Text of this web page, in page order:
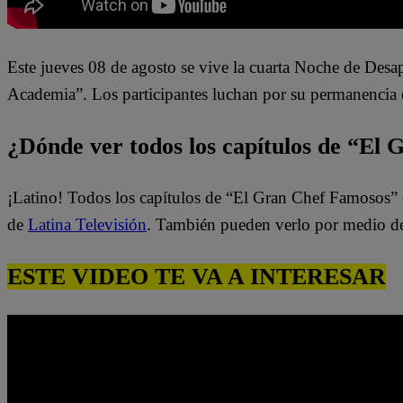
Este jueves 08 de agosto se vive la cuarta Noche de
Academia”. Los participantes luchan por su
¿Dónde ver todos los capítulos de “El
¡Latino! Todos los capítulos de “El Gran Chef
de Latina Televisión. También pueden verlo por medio
ESTE VIDEO TE VA A INTERESAR